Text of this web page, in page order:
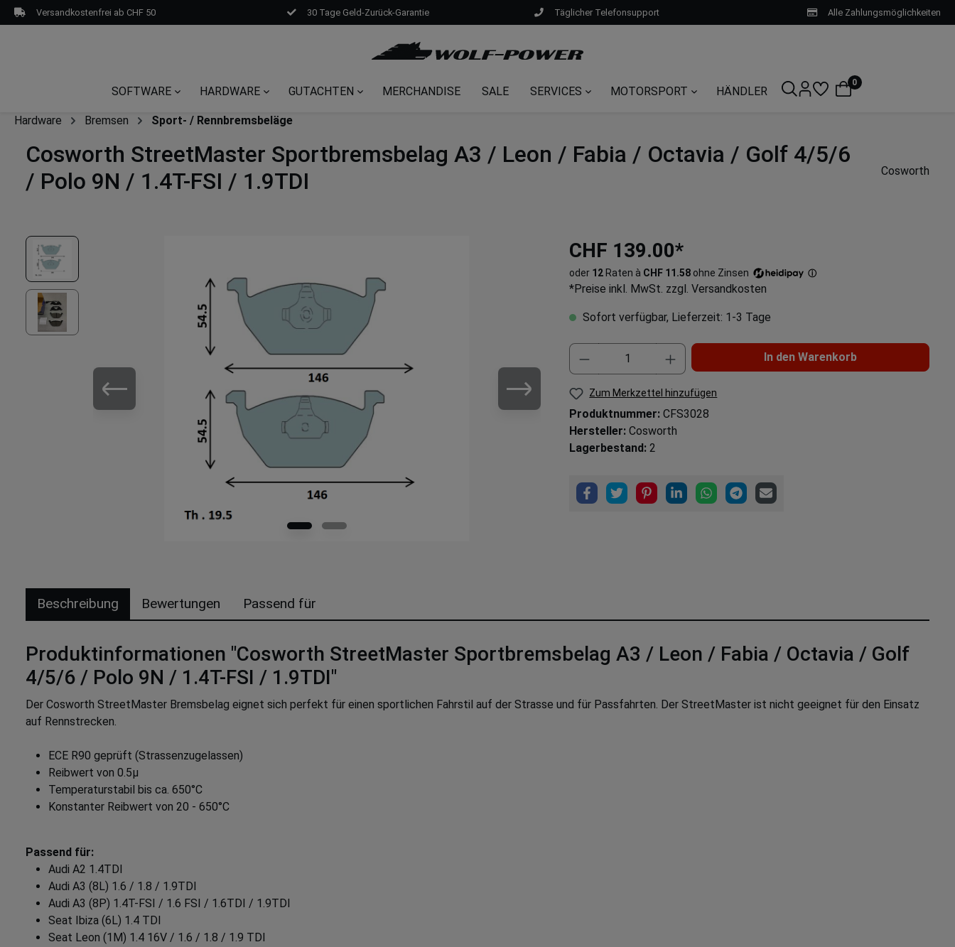
Versandkostenfrei ab CHF 50 30 Tage Geld-Zurück-Garantie Täglicher Telefonsupport Alle Zahlungsmöglichkeiten
SOFTWARE HARDWARE GUTACHTEN MERCHANDISE SALE SERVICES MOTORSPORT HÄNDLER
0
Hardware Bremsen Sport- / Rennbremsbeläge
Cosworth StreetMaster Sportbremsbelag A3 / Leon / Fabia / Octavia / Golf 4/5/6
/ Polo 9N / 1.4T-FSI / 1.9TDI
Cosworth
CHF 139.00*
oder 12 Raten à CHF 11.58 ohne Zinsen ⓘ
*Preise inkl. MwSt. zzgl. Versandkosten
Sofort verfügbar, Lieferzeit: 1-3 Tage
In den Warenkorb
Zum Merkzettel hinzufügen
Produktnummer:CFS3028
Hersteller: Cosworth
Lagerbestand: 2
Beschreibung Bewertungen Passend für
Produktinformationen "Cosworth StreetMaster Sportbremsbelag A3 / Leon / Fabia / Octavia / Golf
4/5/6 / Polo 9N / 1.4T-FSI / 1.9TDI"
Der Cosworth StreetMaster Bremsbelag eignet sich perfekt für einen sportlichen Fahrstil auf der Strasse und für Passfahrten. Der StreetMaster ist nicht geeignet für den Einsatz
auf Rennstrecken.
ECE R90 geprüft (Strassenzugelassen)
Reibwert von 0.5µ
Temperaturstabil bis ca. 650°C
Konstanter Reibwert von 20 - 650°C
Passend für:
Audi A2 1.4TDI
Audi A3 (8L) 1.6 / 1.8 / 1.9TDI
Audi A3 (8P) 1.4T-FSI / 1.6 FSI / 1.6TDI / 1.9TDI
Seat Ibiza (6L) 1.4 TDI
Seat Leon (1M) 1.4 16V / 1.6 / 1.8 / 1.9 TDI